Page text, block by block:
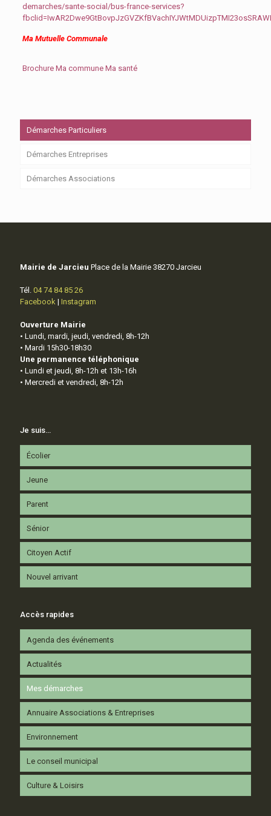
demarches/sante-social/bus-france-services?
Ma Mutuelle Communale
Brochure Ma commune Ma santé
Démarches Particuliers
Démarches Entreprises
Démarches Associations
Mairie de Jarcieu Place de la Mairie 38270 Jarcieu
Tél. 04 74 84 85 26
Facebook | Instagram
Ouverture Mairie
• Lundi, mardi, jeudi, vendredi, 8h-12h
• Mardi 15h30-18h30
Une permanence téléphonique
• Lundi et jeudi, 8h-12h et 13h-16h
• Mercredi et vendredi, 8h-12h
Je suis…
Écolier
Jeune
Parent
Sénior
Citoyen Actif
Nouvel arrivant
Accès rapides
Agenda des événements
Actualités
Mes démarches
Annuaire Associations & Entreprises
Environnement
Le conseil municipal
Culture & Loisirs